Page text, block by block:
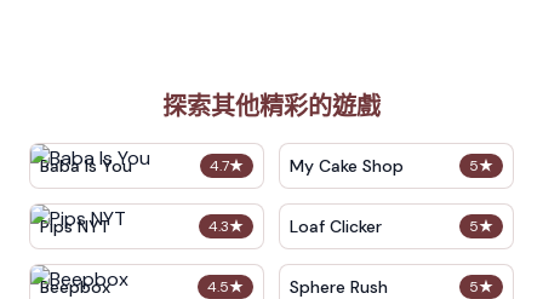
探索其他精彩的遊戲
4.7★
Baba Is You 5★
My Cake Shop
4.3★
Pips NYT 5★
Loaf Clicker
4.5★
Beepbox 5★
Sphere Rush